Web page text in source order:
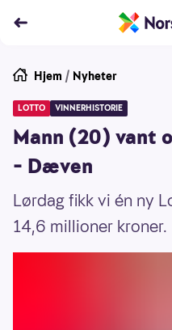
Hjem / Nyheter
LOTTO VINNERHISTORIE
Mann (20) vant
– Dæven
Lørdag fikk vi én ny
14,6 millioner kroner.